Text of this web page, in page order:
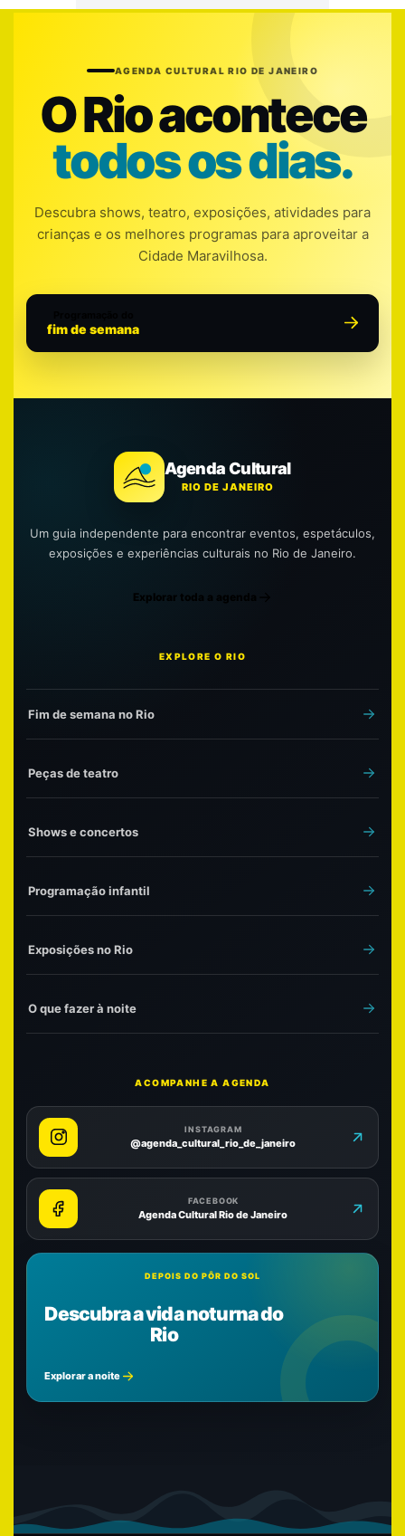
AGENDA CULTURAL RIO DE JANEIRO
O Rio acontece
todos os dias.
Descubra shows, teatro, exposições, atividades para
crianças e os melhores programas para aproveitar a
Cidade Maravilhosa.
fim de semana
Agenda Cultural
RIO DE JANEIRO
Um guia independente para encontrar eventos, espetáculos,
exposições e experiências culturais no Rio de Janeiro.
Explorar toda a agenda
EXPLORE O RIO
Fim de semana no Rio
Peças de teatro
Shows e concertos
Programação infantil
Exposições no Rio
O que fazer à noite
ACOMPANHE A AGENDA
INSTAGRAM
@agenda_cultural_rio_de_janeiro
FACEBOOK
Agenda Cultural Rio de Janeiro
DEPOIS DO PÔR DO SOL
Descubra a vida noturna do
Rio
Explorar a noite